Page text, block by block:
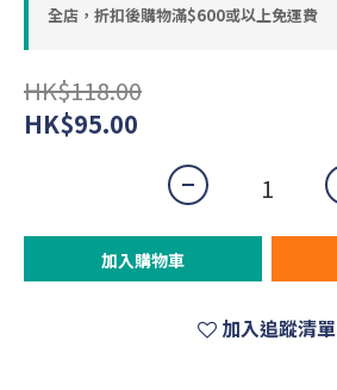
全店，折扣後購物滿$600或以上免運費
HK$118.00
HK$95.00
加入購物車
加入追蹤清單